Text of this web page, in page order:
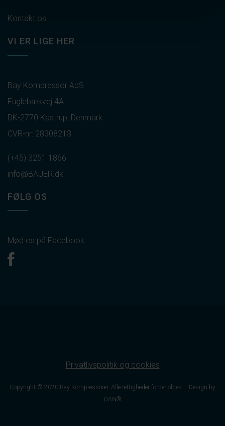
Kontakt os
VI ER LIGE HER
Bay Kompressor ApS
Fuglebækvej 4A
DK-2770 Kastrup, Denmark
CVR-nr: 28308213
(+45) 3251 1866
info@BAUER.dk
FØLG OS
Mød os på Facebook.
Privatlivspolitik og cookies
Copyright © 2020 Bay Kompressorer. Alle rettigheder forbeholdes – Design by
DAN®